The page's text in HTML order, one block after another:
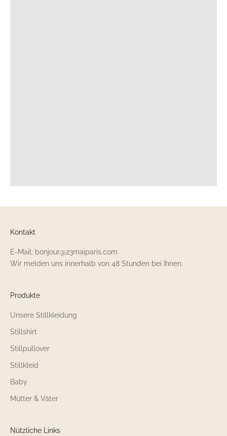
Kontakt
E-Mail: bonjour@23maiparis.com
Wir melden uns innerhalb von 48 Stunden bei Ihnen.
Produkte
Unsere Stillkleidung
Stillshirt
Stillpullover
Stillkleid
Baby
Mütter & Väter
Nützliche Links